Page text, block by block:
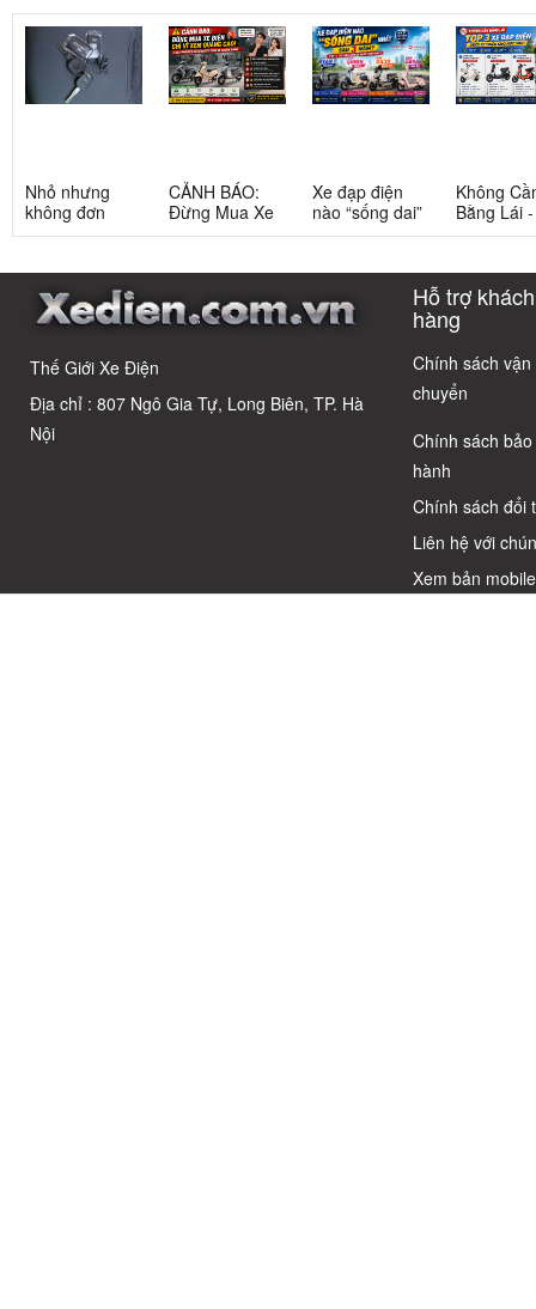
Nhỏ nhưng
không đơn
giản: Sự thật
học sinh cấp 2
CẢNH BÁO:
Đừng Mua Xe
Điện Chỉ Vì
Cáo! 5 Bẫy
Quyết Chọn Xe
Chuẩn Chỉnh
Xe đạp điện
nào “sống dai”
nhất sau 5
có câu trả lời
Không
Bằng Lái
3 Xe Đạp
Cho Học
Thế Giới Xe Điện
Địa chỉ : 807 Ngô Gia Tự, Long Biên, TP. Hà
Nội
Hỗ trợ khách
hàng
Chính sách vận
chuyển
Chính sách bảo
hành
Chính sách đổi
Liên hệ với
Xem bản